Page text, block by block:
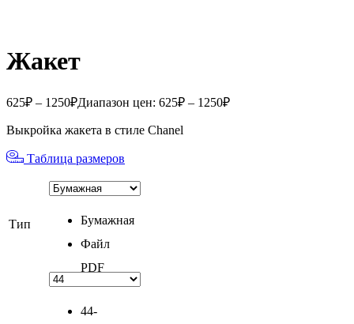
Жакет
625₽ – 1250₽Диапазон цен: 625₽ – 1250₽
Выкройка жакета в стиле Chanel
Таблица размеров
Тип
Бумажная
Файл
PDF
44-